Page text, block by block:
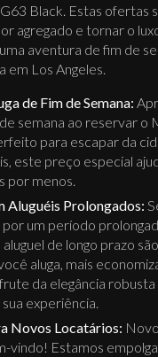
Black. Estas ofertas
agregado e tornar o
aventura de fim de
em Los Angeles.
de Fim de Semana:
semana ao reservar o
para escapar da
este preço especial
por menos.
Aluguéis Prolongados:
um período
de longo prazo
aluga, mais
da elegância
experiência.
Novos Locatários:
vindo! Estamos